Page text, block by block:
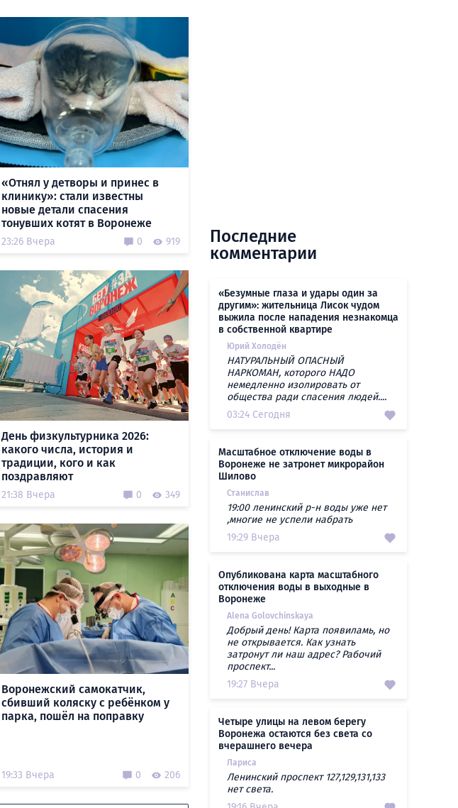
«Отнял у детворы и принес в
клинику»: стали известны
новые детали спасения
тонувших котят в Воронеже
23:26 Вчера 0 919
День физкультурника 2026:
какого числа, история и
традиции, кого и как
поздравляют
21:38 Вчера 0 349
Воронежский самокатчик,
сбивший коляску с ребёнком у
парка, пошёл на поправку
19:33 Вчера 0 206
Последние
комментарии
«Безумные глаза и удары один за
другим»: жительница Лисок чудом
выжила после нападения незнакомца
в собственной квартире
Юрий Холодён
НАТУРАЛЬНЫЙ ОПАСНЫЙ
НАРКОМАН, которого НАДО
немедленно изолировать от
общества ради спасения людей....
03:24 Сегодня
Масштабное отключение воды в
Воронеже не затронет микрорайон
Шилово
Станислав
19:00 ленинский р-н воды уже нет
,многие не успели набрать
19:29 Вчера
Опубликована карта масштабного
отключения воды в выходные в
Воронеже
Alena Golovchinskaya
Добрый день! Карта появиламь, но
не открывается. Как узнать
затронут ли наш адрес? Рабочий
проспект...
19:27 Вчера
Четыре улицы на левом берегу
Воронежа остаются без света со
вчерашнего вечера
Лариса
Ленинский проспект 127,129,131,133
нет света.